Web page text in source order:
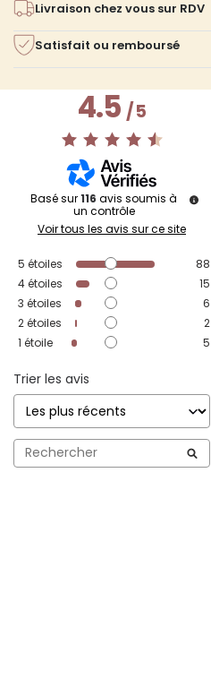
Livraison chez vous sur RDV
Satisfait ou remboursé
4.5/5
Basé sur116 avis soumis à
un contrôle
Voir tous les avis sur ce site
5 étoiles
88
4étoiles
15
3 étoiles
6
2étoiles
2
1 étoile 5
Trier les avis